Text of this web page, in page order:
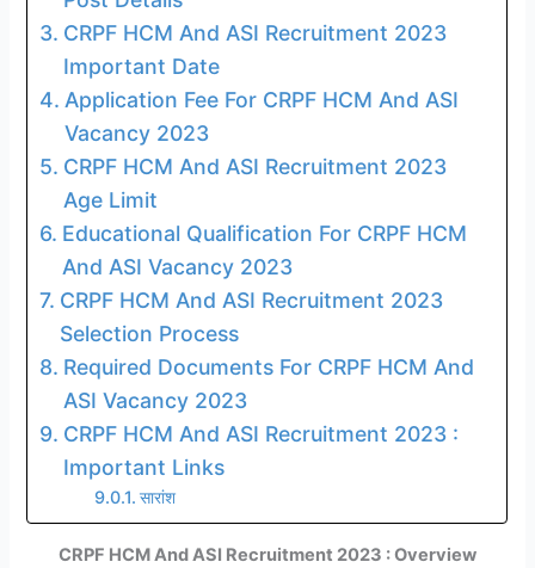
CRPF HCM And ASI Recruitment 2023
Important Date
Application Fee For CRPF HCM And ASI
Vacancy 2023
CRPF HCM And ASI Recruitment 2023
Age Limit
Educational Qualification For CRPF HCM
And ASI Vacancy 2023
CRPF HCM And ASI Recruitment 2023
Selection Process
Required Documents For CRPF HCM And
ASI Vacancy 2023
CRPF HCM And ASI Recruitment 2023 :
Important Links
सारांश
CRPF HCM And ASI Recruitment 2023 : Overview